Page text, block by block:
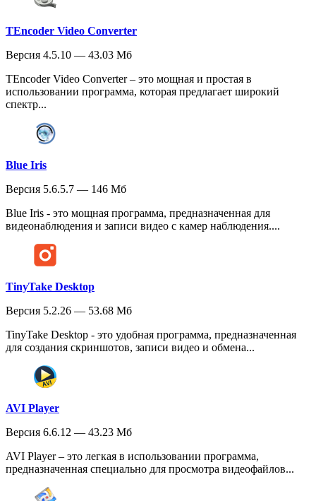
TEncoder Video Converter
Версия 4.5.10 — 43.03 Мб
TEncoder Video Converter – это мощная и простая в
использовании программа, которая предлагает широкий
спектр...
Blue Iris
Версия 5.6.5.7 — 146 Мб
Blue Iris - это мощная программа, предназначенная для
видеонаблюдения и записи видео с камер наблюдения....
TinyTake Desktop
Версия 5.2.26 — 53.68 Мб
TinyTake Desktop - это удобная программа, предназначенная
для создания скриншотов, записи видео и обмена...
AVI Player
Версия 6.6.12 — 43.23 Мб
AVI Player – это легкая в использовании программа,
предназначенная специально для просмотра видеофайлов...